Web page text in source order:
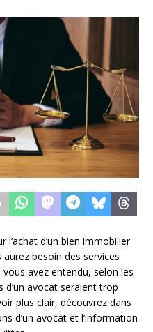
d’un bien immobilier
besoin des services
vous avez entendu, selon les
avocat seraient trop
plus clair, découvrez dans
d’un avocat et l’information